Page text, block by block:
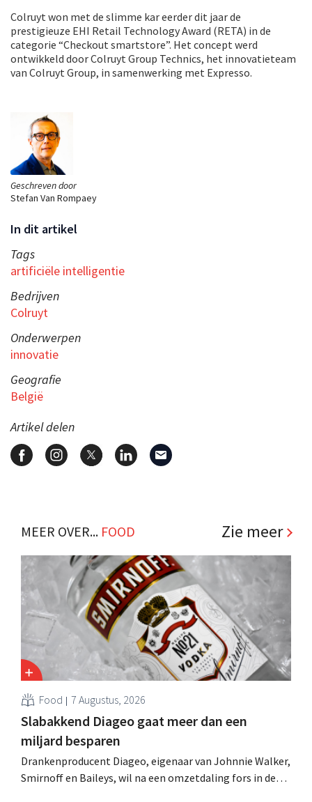
Geschreven door
Stefan Van Rompaey
In dit artikel
Tags
artificiële intelligentie
Bedrijven
Colruyt
Onderwerpen
innovatie
Geografie
België
Artikel delen
Colruyt won met de slimme kar eerder dit jaar de
prestigieuze EHI Retail Technology Award (RETA) in de
categorie “Checkout smartstore”. Het concept werd
ontwikkeld door Colruyt Group Technics, het innovatieteam
van Colruyt Group, in samenwerking met Expresso.
MEER OVER... FOOD Zie meer
Food 7 Augustus, 2026
Slabakkend Diageo gaat meer dan een
miljard besparen
Drankenproducent Diageo, eigenaar van Johnnie Walker,
Smirnoff en Baileys, wil na een omzetdaling fors in de